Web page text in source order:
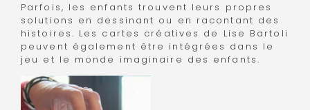
Parfois, les enfants trouvent leurs propres
solutions en dessinant ou en racontant des
histoires. Les cartes créatives de Lise Bartoli
peuvent également être intégrées dans le
jeu et le monde imaginaire des enfants.